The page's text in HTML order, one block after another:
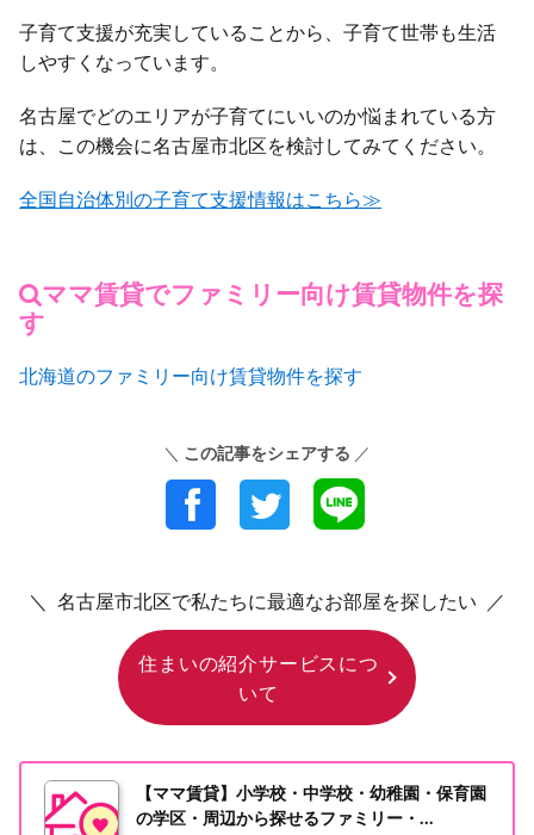
子育て支援が充実していることから、子育て世帯も生活
しやすくなっています。
名古屋でどのエリアが子育てにいいのか悩まれている方
は、この機会に名古屋市北区を検討してみてください。
全国自治体別の子育て支援情報はこちら≫
ママ賃貸でファミリー向け賃貸物件を探
す
北海道のファミリー向け賃貸物件を探す
＼ この記事をシェアする ／
＼ 名古屋市北区で私たちに最適なお部屋を探したい ／
住まいの紹介サービスにつ
いて
【ママ賃貸】小学校・中学校・幼稚園・保育園
の学区・周辺から探せるファミリー・...